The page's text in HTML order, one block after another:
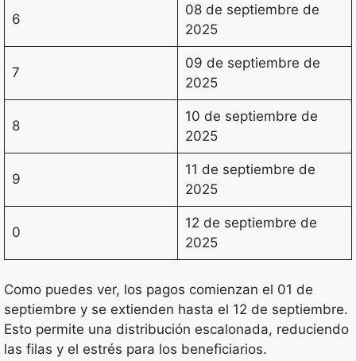
6
08 de septiembre de
2025
7
09 de septiembre de
2025
8
10 de septiembre de
2025
9
11 de septiembre de
2025
0
12 de septiembre de
2025
Como puedes ver, los pagos comienzan el 01 de
septiembre y se extienden hasta el 12 de septiembre.
Esto permite una distribución escalonada, reduciendo
las filas y el estrés para los beneficiarios.